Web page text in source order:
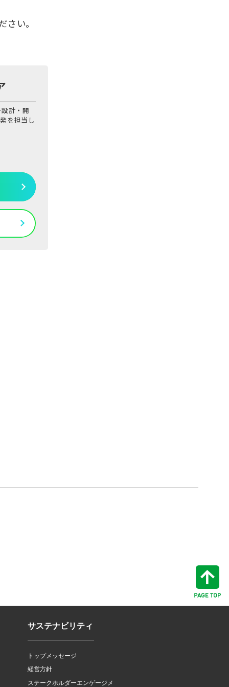
い。
計・開
を担当し
サステナビリティ
トップメッセージ
経営方針
ステークホルダーエンゲージメ